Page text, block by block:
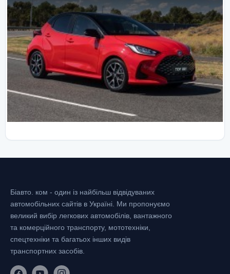
Біавто. ком - один із найбільш відвідуваних
автомобільних сайтів в Україні. Ми пропонуємо
великий вибір легкових автомобілів, вантажного
та комерційного транспорту, мототехніки,
спецтехніки та багатьох інших видів
транспортних засобів.